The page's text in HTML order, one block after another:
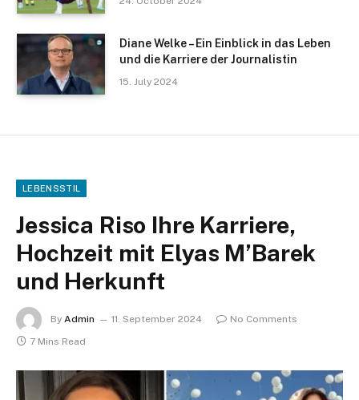
Diane Welke – Ein Einblick in das Leben
und die Karriere der Journalistin
15. July 2024
LEBENSSTIL
Jessica Riso Ihre Karriere,
Hochzeit mit Elyas M’Barek
und Herkunft
By Admin 11. September 2024
No Comments
7 Mins Read